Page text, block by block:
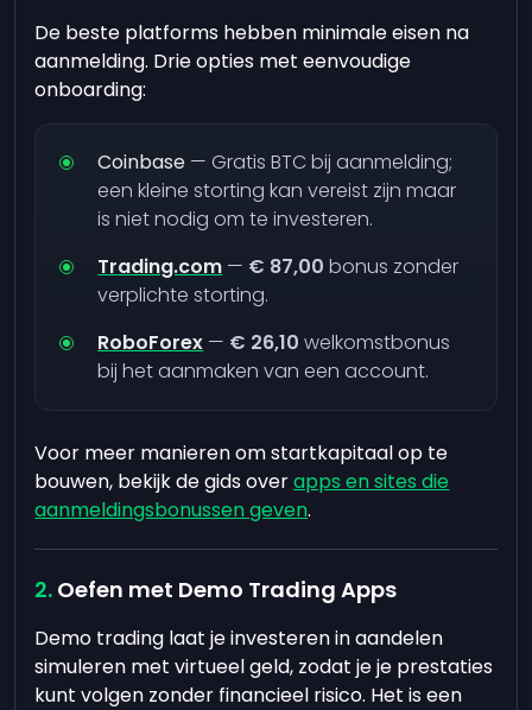
De beste platforms hebben minimale eisen na
aanmelding. Drie opties met eenvoudige
onboarding:
Coinbase — Gratis BTC bij aanmelding;
een kleine storting kan vereist zijn maar
is niet nodig om te investeren.
Trading.com — € 87,00 bonus zonder
verplichte storting.
RoboForex — € 26,10 welkomstbonus
bij het aanmaken van een account.
Voor meer manieren om startkapitaal op te
bouwen, bekijk de gids overapps en sites die
aanmeldingsbonussen geven.
Oefen met Demo Trading Apps
Demo trading laat je investeren in aandelen
simuleren met virtueel geld, zodat je je prestaties
kunt volgen zonder financieel risico. Het is een